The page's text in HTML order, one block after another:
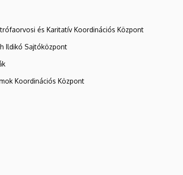
és Karitatív Koordinációs Központ
Ildikó Sajtóközpont
Koordinációs Központ